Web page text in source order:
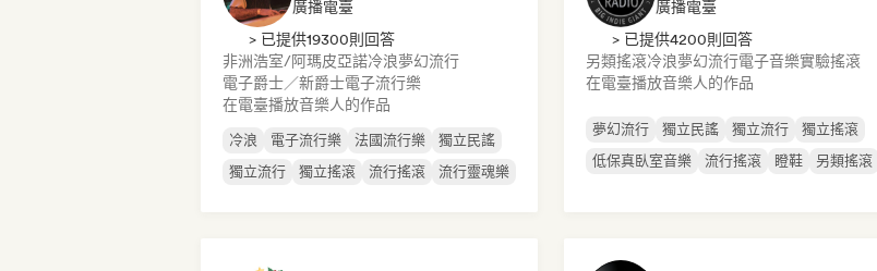
廣播電臺
> 已提供19300則回答
非洲浩室/阿瑪皮亞諾冷浪夢幻流行
電子爵士／新爵士電子流行樂
在電臺播放音樂人的作品
冷浪 電子流行樂 法國流行樂
獨立民謠
獨立流行
獨立搖滾 流行搖滾 流行靈魂樂
廣播電臺
> 已提供4200則回答
另類搖滾冷浪夢幻流行電子音樂實驗搖滾
在電臺播放音樂人的作品
夢幻流行 獨立民謠 獨立流行
獨立搖滾
低保真臥室音樂
流行搖滾 瞪鞋 另類搖滾